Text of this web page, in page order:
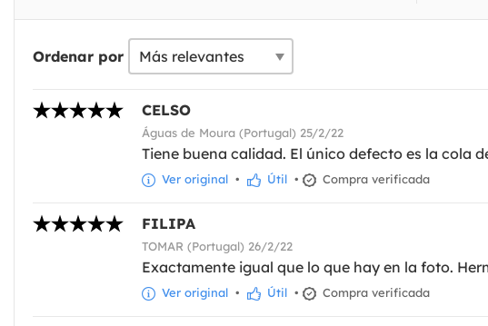
Ordenar por
CELSO
Águas de Moura (Portugal) 25/2/22
Tiene buena calidad. El único defecto es la cola
Ver original • Útil • Compra verificada
FILIPA
TOMAR (Portugal) 26/2/22
Exactamente igual que lo que hay en la foto.
Ver original • Útil • Compra verificada